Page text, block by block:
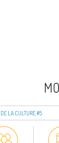
LA
LA CULTURE #5